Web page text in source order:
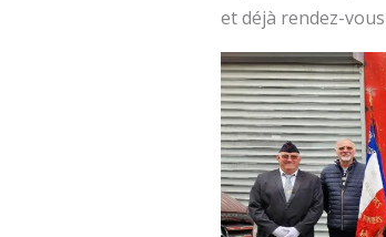
et déjà rendez-